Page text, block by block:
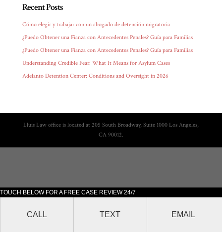
TOUCH BELOW FOR A FREE CASE REVIEW 24/7
CALL TEXT EMAIL
Recent Posts
Cómo elegir y trabajar con un abogado de detención migratoria
¿Puedo Obtener una Fianza con Antecedentes Penales? Guía para Familias
¿Puedo Obtener una Fianza con Antecedentes Penales? Guía para Familias
Understanding Credible Fear: What It Means for Asylum Cases
Adelanto Detention Center: Conditions and Oversight in 2026
Lluis Law office is located at 205 South Broadway, Suite 1000 Los Angeles,
CA 90012.